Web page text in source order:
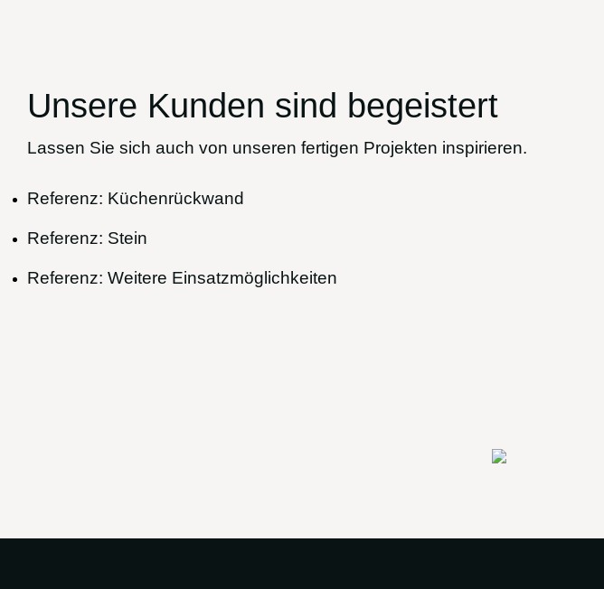
Unsere Kunden sind begeistert
Lassen Sie sich auch von unseren fertigen Projekten inspirieren.
Referenz: Küchenrückwand
Referenz: Stein
Referenz: Weitere Einsatzmöglichkeiten